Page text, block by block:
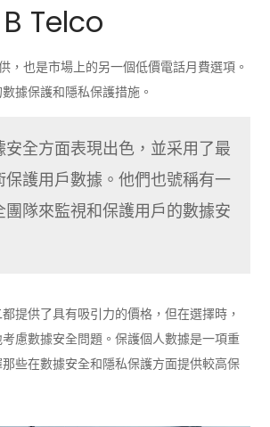
Telco
，也是市場上的另一個低價電話月費選項。
據保護和隱私保護措施。
安全方面表現出色，並采用了最
保護用戶數據。他們也號稱有一
團隊來監視和保護用戶的數據安
提供了具有吸引力的價格，但在選擇時，
慮數據安全問題。保護個人數據是一項重
些在數據安全和隱私保護方面提供較高保